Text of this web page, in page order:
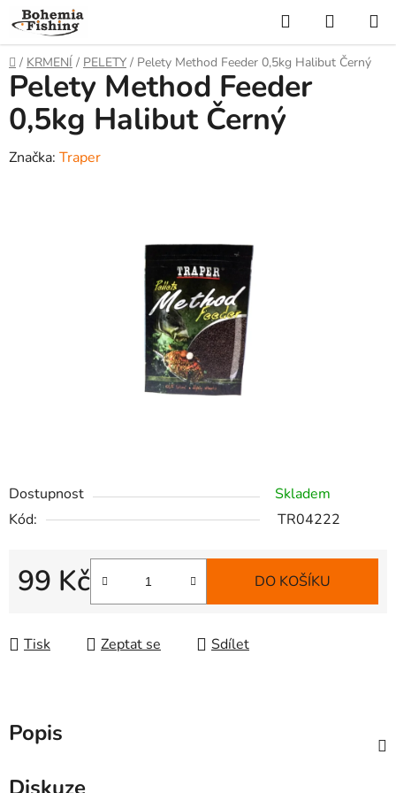
Přejít
na
obsah
Hledat
KOŠÍK
Domů
/ KRMENÍ / PELETY / Pelety Method Feeder 0,5kg Halibut Černý
Dostupnost
Skladem
Kód:
TR04222
99 Kč
Měrná cena:
DO KOŠÍKU
Tisk Zeptat se Sdílet
Pelety Method Feeder
0,5kg Halibut Černý
Značka: Traper
Popis